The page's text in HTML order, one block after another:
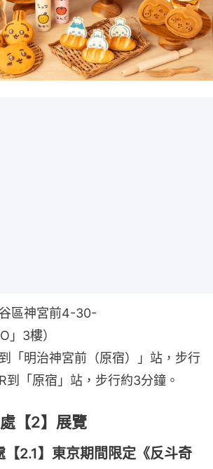
區神宮前4-30-
」3樓）
「明治神宮前（原宿）」站，步行
到「原宿」站，步行約3分鐘。
【2】展覽
【2.1】東京期間限定《反斗奇